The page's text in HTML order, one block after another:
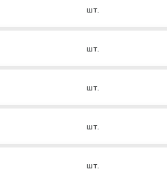
шт.
шт.
шт.
шт.
шт.